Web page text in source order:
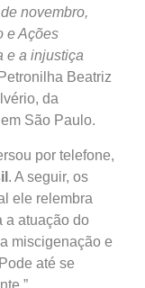
novembro,
e Ações
e a injustiça
Beatriz
da
São Paulo.
por telefone,
. A seguir, os
ele relembra
a atuação do
miscigenação e
até se